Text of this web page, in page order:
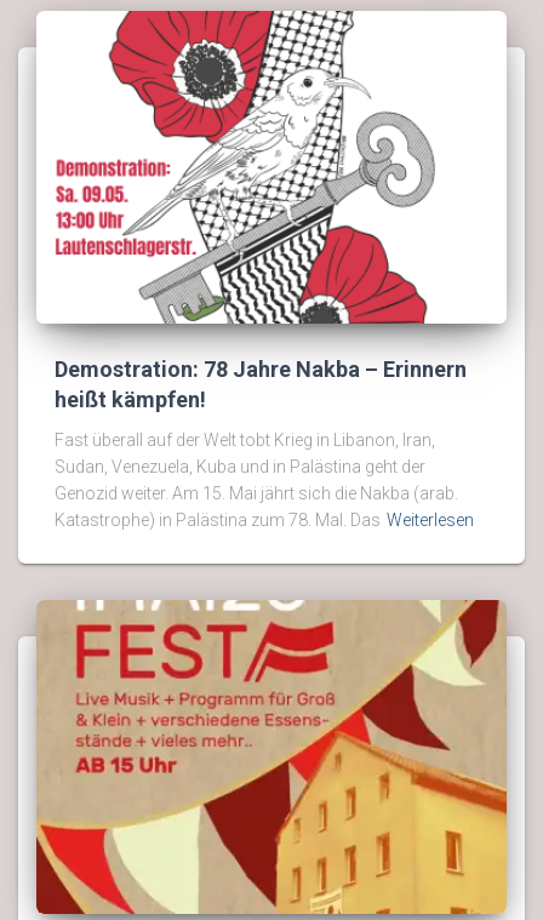
Demostration: 78 Jahre Nakba – Erinnern
heißt kämpfen!
Fast überall auf der Welt tobt Krieg in Libanon, Iran,
Sudan, Venezuela, Kuba und in Palästina geht der
Genozid weiter. Am 15. Mai jährt sich die Nakba (arab.
Katastrophe) in Palästina zum 78. Mal. Das Weiterlesen